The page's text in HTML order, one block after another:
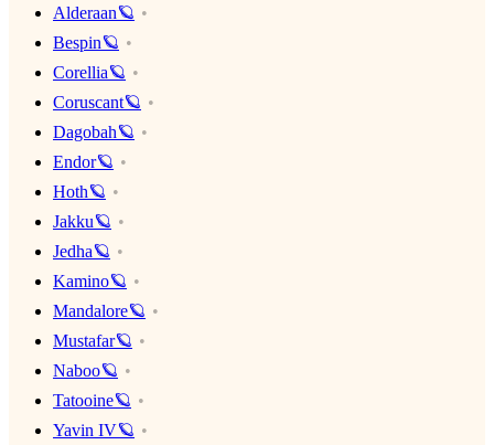
Alderaan🪐
Bespin🪐
Corellia🪐
Coruscant🪐
Dagobah🪐
Endor🪐
Hoth🪐
Jakku🪐
Jedha🪐
Kamino🪐
Mandalore🪐
Mustafar🪐
Naboo🪐
Tatooine🪐
Yavin IV🪐